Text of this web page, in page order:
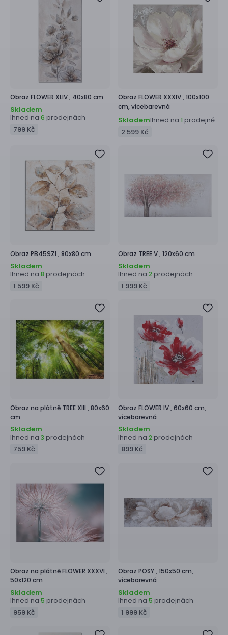
Obraz FLOWER XLIV , 40x80 cm
Skladem
Ihned na 6 prodejnách
799 Kč
Obraz FLOWER XXXIV , 100x100
cm, vícebarevná
SklademIhned na 1 prodejně
2 599 Kč
Obraz PB459ZI , 80x80 cm
Skladem
Ihned na 8 prodejnách
1 599 Kč
Obraz TREE V , 120x60 cm
Skladem
Ihned na 2 prodejnách
1 999 Kč
Obraz na plátně TREE XIII , 80x60
cm
Skladem
Ihned na 3 prodejnách
759 Kč
Obraz FLOWER IV , 60x60 cm,
vícebarevná
Skladem
Ihned na 2 prodejnách
899 Kč
Obraz na plátněFLOWER XXXVI ,
50x120 cm
Skladem
Ihned na 5 prodejnách
959 Kč
Obraz POSY , 150x50 cm,
vícebarevná
Skladem
Ihned na 5 prodejnách
1 999 Kč